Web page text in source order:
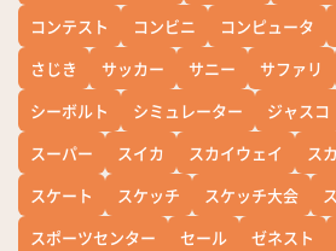
コンテスト
コンビニ コンピュータ
さじき
サッカー サニー サファリ
シーボルト
シミュレーター ジャスコ
スーパー
スイカ スカイウェイ ス
スケート
スケッチ スケッチ大会
スポーツセンター
セール ゼネスト